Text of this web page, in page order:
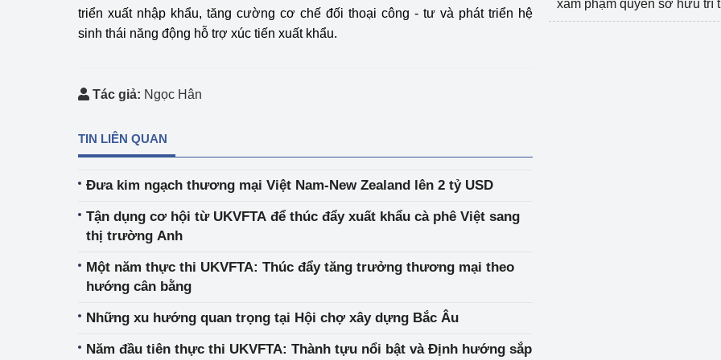
triển xuất nhập khẩu, tăng cường cơ chế đối thoại công - tư và phát triển hệ
sinh thái năng động hỗ trợ xúc tiến xuất khẩu.
Tác giả: Ngọc Hân
TIN LIÊN QUAN
Đưa kim ngạch thương mại Việt Nam-New Zealand lên 2 tỷ USD
Tận dụng cơ hội từ UKVFTA để thúc đẩy xuất khẩu cà phê Việt sang
thị trường Anh
Một năm thực thi UKVFTA: Thúc đẩy tăng trưởng thương mại theo
hướng cân bằng
Những xu hướng quan trọng tại Hội chợ xây dựng Bắc Âu
Năm đầu tiên thực thi UKVFTA: Thành tựu nổi bật và Định hướng sắp
xâm phạm quyền sở hữu trí